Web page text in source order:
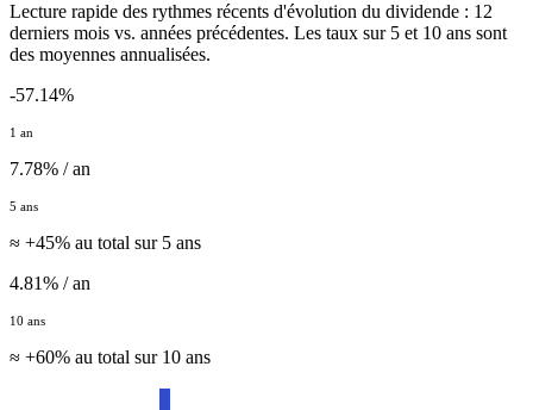
Lecture rapide des rythmes récents d'évolution du dividende : 12
derniers mois vs. années précédentes. Les taux sur 5 et 10 ans sont
des moyennes annualisées.
-57.14%
1 an
7.78% / an
5 ans
≈ +45% au total sur 5 ans
4.81% / an
10 ans
≈ +60% au total sur 10 ans